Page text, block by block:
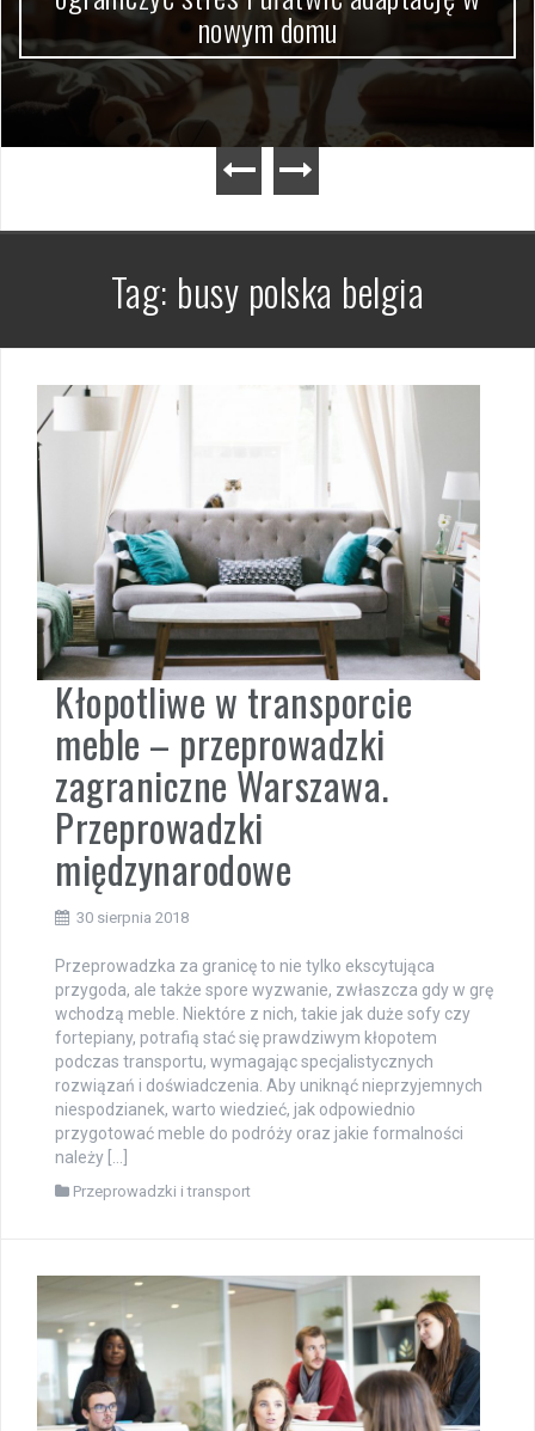
dokumentów krok po kroku
Tag: busy polska belgia
Kłopotliwe w transporcie
meble – przeprowadzki
zagraniczne Warszawa.
Przeprowadzki
międzynarodowe
30 sierpnia 2018
Przeprowadzka za granicę to nie tylko ekscytująca
przygoda, ale także spore wyzwanie, zwłaszcza gdy w grę
wchodzą meble. Niektóre z nich, takie jak duże sofy czy
fortepiany, potrafią stać się prawdziwym kłopotem
podczas transportu, wymagając specjalistycznych
rozwiązań i doświadczenia. Aby uniknąć nieprzyjemnych
niespodzianek, warto wiedzieć, jak odpowiednio
przygotować meble do podróży oraz jakie formalności
należy […]
Przeprowadzki i transport